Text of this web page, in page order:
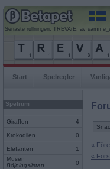
Senaste rullningen, TREVArE, av
Start Spelregler
Spelrum
Giraffen 4
Krokodilen 0
Elefanten
1
Musen
Böjningslistan
0
«
«